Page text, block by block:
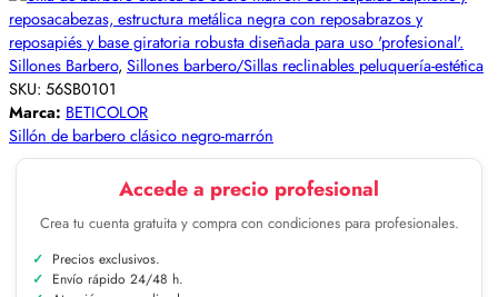
Sillones Barbero, Sillones barbero/Sillas reclinables peluquería-estética
SKU: 56SB0101
Marca: BETICOLOR
Sillón de barbero clásico negro-marrón
Accede a precio profesional
Crea tu cuenta gratuita y compra con condiciones para profesionales.
Precios exclusivos.
Envío rápido 24/48 h.